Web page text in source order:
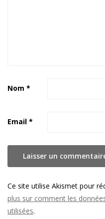
Nom *
Email *
Ce site utilise Akismet pour
plus sur comment les
utilisées.